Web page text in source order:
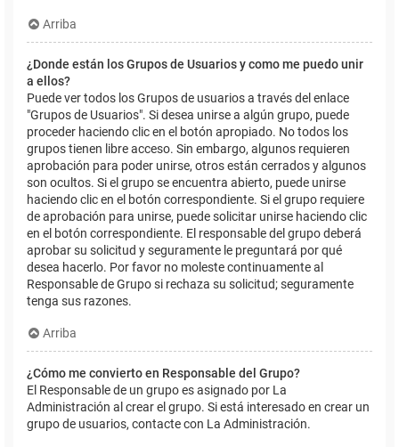
Arriba
¿Donde están los Grupos de Usuarios y como me puedo unir
a ellos?
Puede ver todos los Grupos de usuarios a través del enlace
"Grupos de Usuarios". Si desea unirse a algún grupo, puede
proceder haciendo clic en el botón apropiado. No todos los
grupos tienen libre acceso. Sin embargo, algunos requieren
aprobación para poder unirse, otros están cerrados y algunos
son ocultos. Si el grupo se encuentra abierto, puede unirse
haciendo clic en el botón correspondiente. Si el grupo requiere
de aprobación para unirse, puede solicitar unirse haciendo clic
en el botón correspondiente. El responsable del grupo deberá
aprobar su solicitud y seguramente le preguntará por qué
desea hacerlo. Por favor no moleste continuamente al
Responsable de Grupo si rechaza su solicitud; seguramente
tenga sus razones.
Arriba
¿Cómo me convierto en Responsable del Grupo?
El Responsable de un grupo es asignado por La
Administración al crear el grupo. Si está interesado en crear un
grupo de usuarios, contacte con La Administración.